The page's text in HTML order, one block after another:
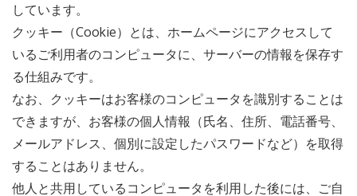
しています。
クッキー（Cookie）とは、ホームページにアクセスして
いるご利用者のコンピュータに、サーバーの情報を保存す
る仕組みです。
なお、クッキーはお客様のコンピュータを識別することは
できますが、お客様の個人情報（氏名、住所、電話番号、
メールアドレス、個別に設定したパスワードなど）を取得
することはありません。
他人と共用しているコンピュータを利用した後には、ご自